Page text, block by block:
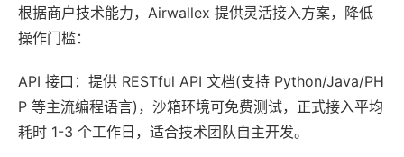
根据商户技术能力，Airwallex 提供灵活接入方案，降低
操作门槛：
API 接口：提供 RESTful API 文档(支持 Python/Java/PH
P 等主流编程语言)，沙箱环境可免费测试，正式接入平均
耗时 1-3 个工作日，适合技术团队自主开发。